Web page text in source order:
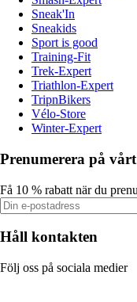
Sneak'In
Sneakids
Sport is good
Training-Fit
Trek-Expert
Triathlon-Expert
TripnBikers
Vélo-Store
Winter-Expert
Prenumerera på
Få 10 % rabatt när du
Håll kontakten
Följ oss på sociala medier